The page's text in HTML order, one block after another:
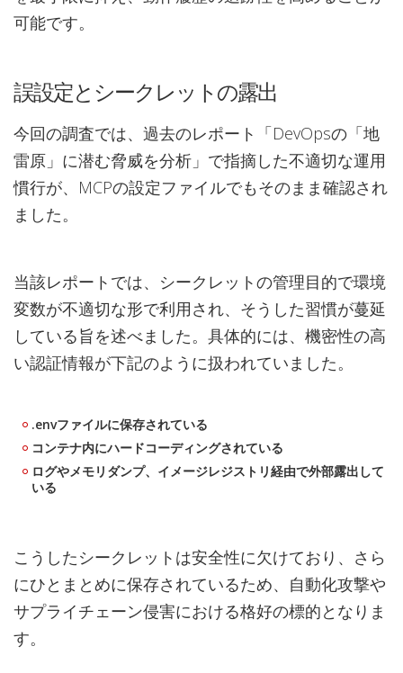
可能です。
誤設定とシークレットの露出
今回の調査では、過去のレポート「DevOpsの「地
雷原」に潜む脅威を分析」で指摘した不適切な運用
慣行が、MCPの設定ファイルでもそのまま確認され
ました。
当該レポートでは、シークレットの管理目的で環境
変数が不適切な形で利用され、そうした習慣が蔓延
している旨を述べました。具体的には、機密性の高
い認証情報が下記のように扱われていました。
.envファイルに保存されている
コンテナ内にハードコーディングされている
ログやメモリダンプ、イメージレジストリ経由で外部露出して
いる
こうしたシークレットは安全性に欠けており、さら
にひとまとめに保存されているため、自動化攻撃や
サプライチェーン侵害における格好の標的となりま
す。